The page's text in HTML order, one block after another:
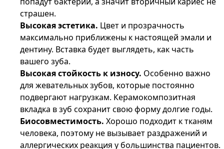
страшен.
Высокая эстетика. Цвет и прозрачность
максимально приближены к настоящей эмали и
дентину. Вставка будет выглядеть, как часть
вашего зуба.
Высокая стойкость к износу. Особенно важно
для жевательных зубов, которые постоянно
подвергают нагрузкам. Керамокомпозитная
вкладка в зуб сохранит свою форму долгие годы.
Биосовместимость. Хорошо подходит к тканям
человека, поэтому не вызывает раздражений и
аллергических реакция у большинства пациентов.